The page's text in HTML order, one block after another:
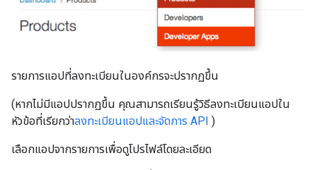
รายการแอปที่ลงทะเบียนในองค์กรจะปรากฏขึ้น
(หากไม่มีแอปปรากฏขึ้น คุณสามารถเรียนรู้วิธีลงทะเบียนแอปใน
หัวข้อที่เรียกว่าลงทะเบียนแอปและจัดการ API )
เลือกแอปจากรายการเพื่อดูโปรไฟล์โดยละเอียด